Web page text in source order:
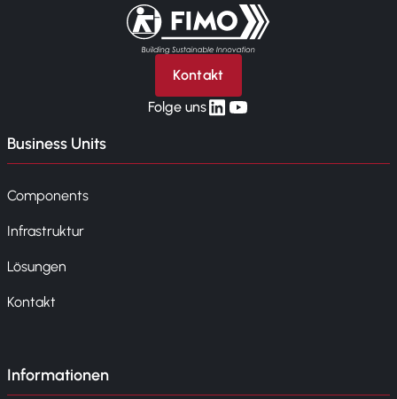
Zurück zur Startseite
Kontakt
Folge unslinkedin
yt
Business Units
Components
Infrastruktur
Lösungen
Kontakt
Informationen